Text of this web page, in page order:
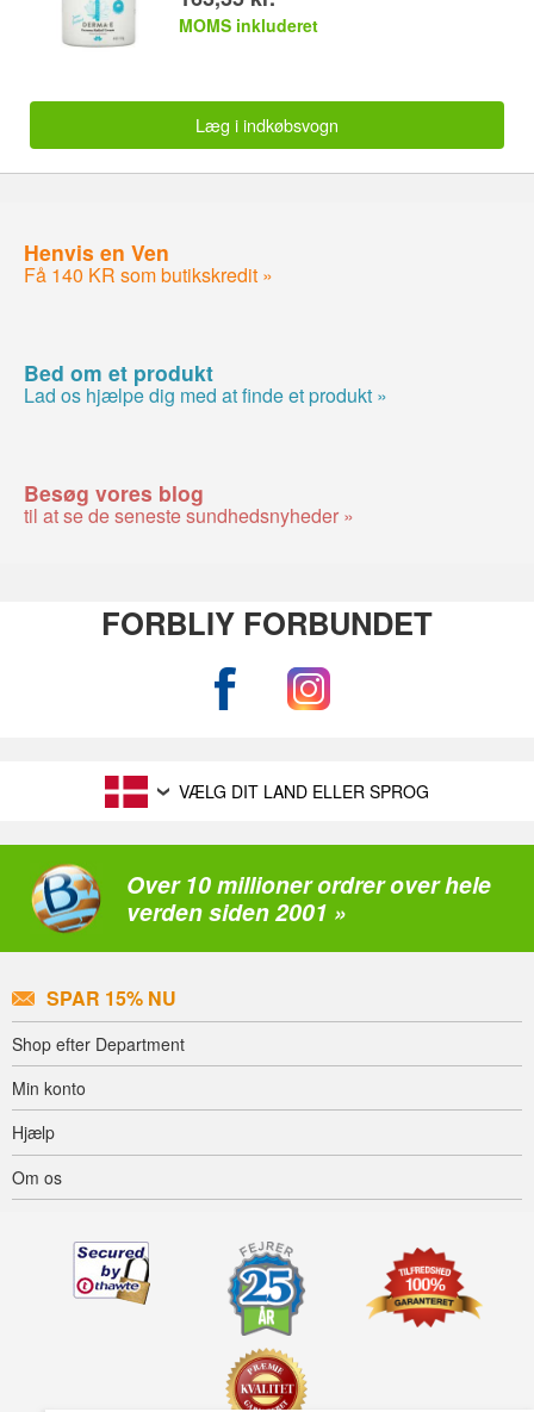
MOMS inkluderet
Læg i indkøbsvogn
Henvis en Ven
Få 140 KR som butikskredit »
Bed om et produkt
Lad os hjælpe dig med at finde et produkt »
Besøg vores blog
til at se de seneste sundhedsnyheder »
FORBLIY FORBUNDET
VÆLG DIT LAND ELLER SPROG
Over 10 millioner ordrer over hele
verden siden 2001 »
SPAR 15% NU
Shop efter Department
Min konto
Hjælp
Om os